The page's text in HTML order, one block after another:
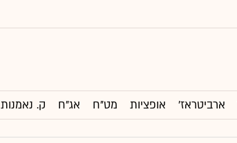
ארביטראז' אופציות מט"ח אג"ח ק. נאמנות